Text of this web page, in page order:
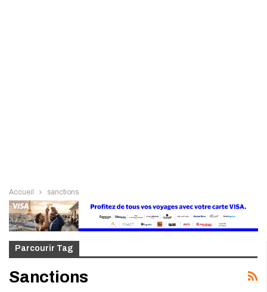
Accueil sanctions
Parcourir Tag
Sanctions